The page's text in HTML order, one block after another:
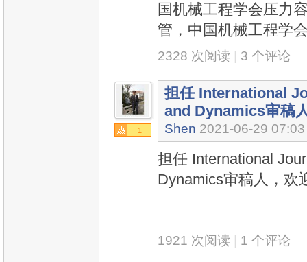
国机械工程学会压力
管，中国机械工程学
2328 次阅读 3 个评论
1
担任 International
and Dynamics审稿
Shen 2021-06-29 07:03
担任 International
Dynamics审稿人，欢
1921 次阅读 1 个评论